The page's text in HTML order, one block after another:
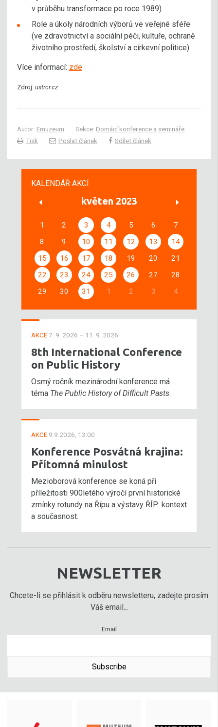
v průběhu transformace po roce 1989).
Role a úkoly národních výborů ve veřejné sféře
(ve zdravotnictví a sociální péči, kultuře, ochraně
životního prostředí, školství a církevní politice).
Více informací: zde
Zdroj: ustrcr.cz
Autor: Emuzeum Sekce: Domácí konference a semináře
Tisk
Poslat článek Sdílet článek
KALENDÁŘ AKCÍ
květen 2023
1 2 3 4 5 6
7
8
9 10 11 12 13
14
15
16 17 18 19 20
21
22
23 24 25 26 27
28
29
30 31 1 2 3 4
AKCE7. 9. 2026 – 11. 9. 2026
8th International Conference
on Public History
Osmý ročník mezinárodní konference má
téma The Public History of Difficult Pasts.
AKCE 9.9.2026, 13:00
Konference Posvátná krajina:
Přítomná minulost
Mezioborová konference se koná při
příležitosti 900letého výročí první historické
zmínky rotundy na Řípu a výstavy ŘÍP: kontext
a současnost.
NEWSLETTER
Chcete-li se přihlásit k odběru newsletteru, zadejte prosím
Váš email...
Email
Subscribe